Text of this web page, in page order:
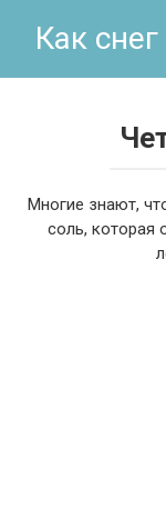
Как
Многие знают,
соль,